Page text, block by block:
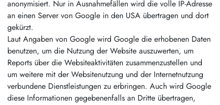
anonymisiert. Nur in Ausnahmefällen wird die volle IP-Adresse
an einen Server von Google in den USA übertragen und dort
gekürzt.
Laut Angaben von Google wird Google die erhobenen Daten
benutzen, um die Nutzung der Website auszuwerten, um
Reports über die Websiteaktivitäten zusammenzustellen und
um weitere mit der Websitenutzung und der Internetnutzung
verbundene Dienstleistungen zu erbringen. Auch wird Google
diese Informationen gegebenenfalls an Dritte übertragen,